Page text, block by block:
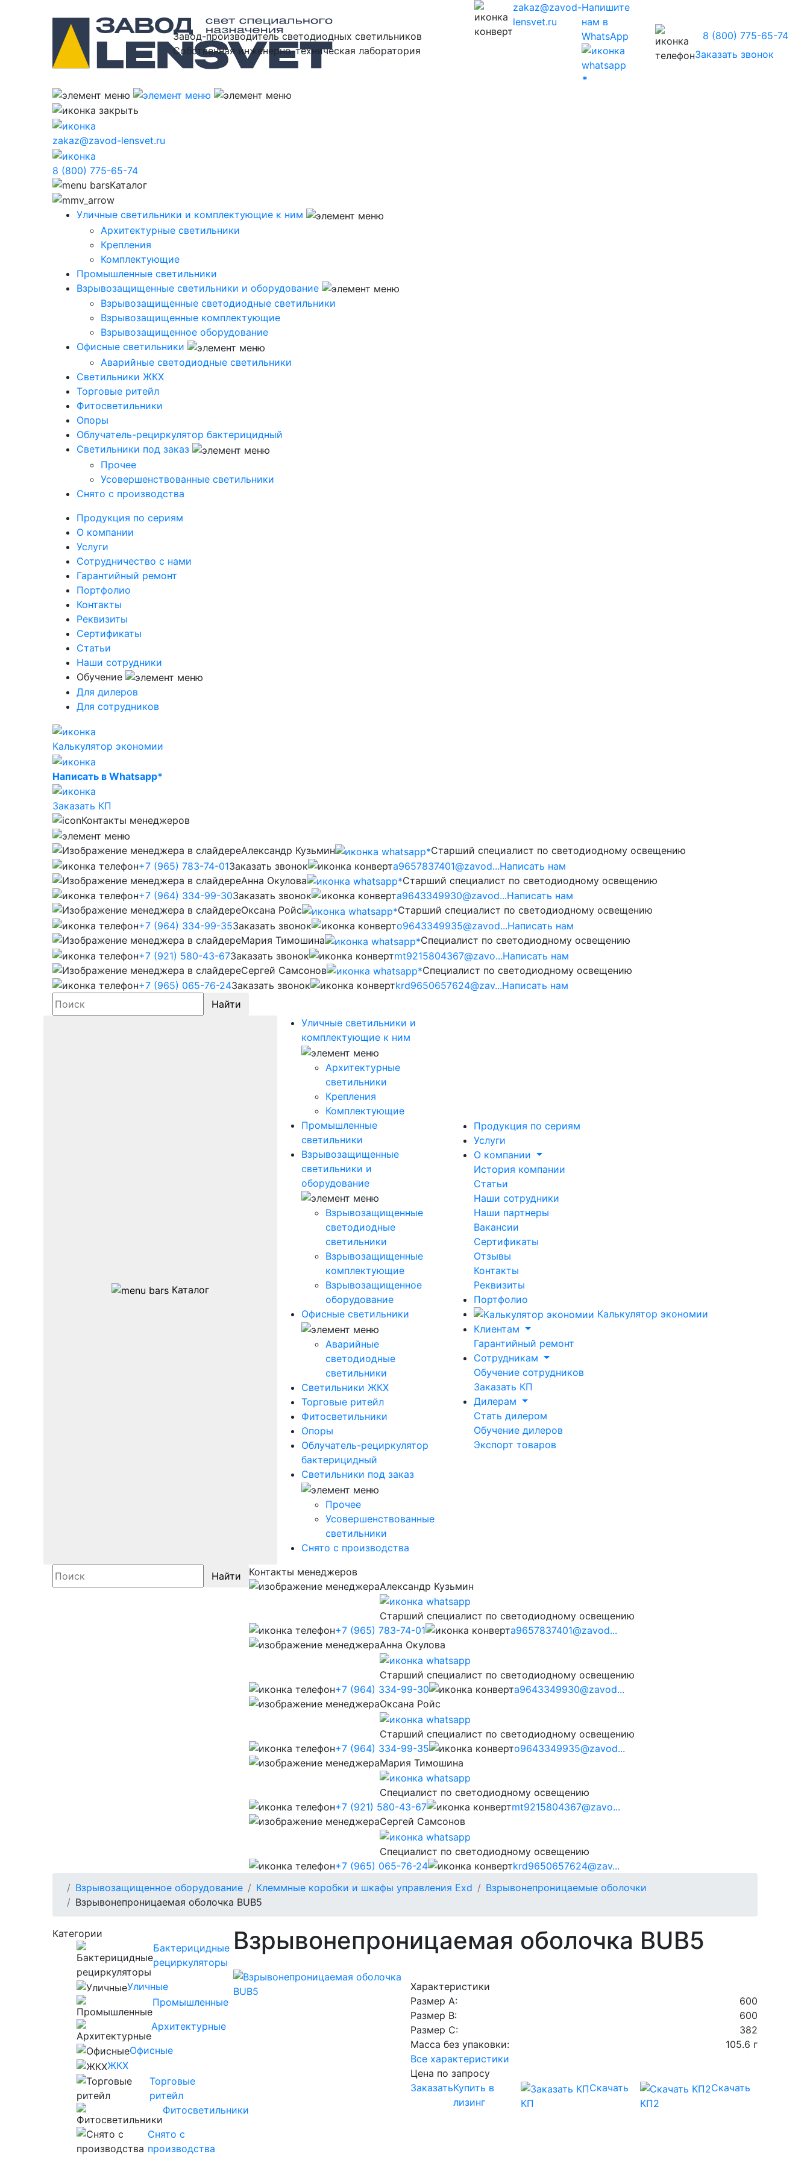
Завод-производитель светодиодных светильников
Собственная инженерно-техническая лаборатория
zakaz@zavod-
lensvet.ru
Напишите
нам в
WhatsApp
8 (800) 775-65-74
Заказать звонок
zakaz@zavod-lensvet.ru
8 (800) 775-65-74
Каталог
Уличные светильники и комплектующие к ним
Архитектурные светильники
Крепления
Комплектующие
Промышленные светильники
Взрывозащищенные светильники и оборудование
Взрывозащищенные светодиодные светильники
Взрывозащищенные комплектующие
Взрывозащищенное оборудование
Офисные светильники
Аварийные светодиодные светильники
Светильники ЖКХ
Торговые ритейл
Фитосветильники
Опоры
Облучатель-рециркулятор бактерицидный
Светильники под заказ
Прочее
Усовершенствованные светильники
Снято с производства
Продукция по сериям
О компании
Услуги
Сотрудничество с нами
Гарантийный ремонт
Портфолио
Контакты
Реквизиты
Сертификаты
Статьи
Наши сотрудники
Обучение
Для дилеров
Для сотрудников
Калькулятор экономии
Написать в Whatsapp*
Заказать КП
Контакты менеджеров
Александр Кузьмин
Старший специалист по светодиодному освещению
+7 (965) 783-74-01Заказать звонок a9657837401@zavod...Написать нам
Анна Окулова
Старший специалист по светодиодному освещению
+7 (964) 334-99-30Заказать звонок a9643349930@zavod...Написать нам
Оксана Ройс
Старший специалист по светодиодному освещению
+7 (964) 334-99-35Заказать звонок o9643349935@zavod...Написать нам
Мария Тимошина
Cпециалист по светодиодному освещению
+7 (921) 580-43-67Заказать звонок mt9215804367@zavo...Написать нам
Сергей Самсонов
Cпециалист по светодиодному освещению
+7 (965) 065-76-24Заказать звонок krd9650657624@zav...Написать нам
Найти
Каталог
Уличные светильники и
комплектующие к ним
Архитектурные
светильники
Крепления
Комплектующие
Промышленные
светильники
Взрывозащищенные
светильники и
оборудование
Взрывозащищенные
светодиодные
светильники
Взрывозащищенные
комплектующие
Взрывозащищенное
оборудование
Офисные светильники
Аварийные
светодиодные
светильники
Светильники ЖКХ
Торговые ритейл
Фитосветильники
Опоры
Облучатель-рециркулятор
бактерицидный
Светильники под заказ
Прочее
Усовершенствованные
светильники
Снято с производства
Продукция по сериям
Услуги
О компании
История компании
Статьи
Наши сотрудники
Наши партнеры
Вакансии
Сертификаты
Отзывы
Контакты
Реквизиты
Портфолио
Калькулятор экономии
Клиентам
Гарантийный ремонт
Сотрудникам
Обучение сотрудников
Заказать КП
Дилерам
Стать дилером
Обучение дилеров
Экспорт товаров
Найти
Контакты менеджеров
Александр Кузьмин
Старший специалист по светодиодному освещению
+7 (965) 783-74-01
a9657837401@zavod...
Анна Окулова
Старший специалист по светодиодному освещению
+7 (964) 334-99-30
a9643349930@zavod...
Оксана Ройс
Старший специалист по светодиодному освещению
+7 (964) 334-99-35
o9643349935@zavod...
Мария Тимошина
Cпециалист по светодиодному освещению
+7 (921) 580-43-67
mt9215804367@zavo...
Сергей Самсонов
Cпециалист по светодиодному освещению
+7 (965) 065-76-24
krd9650657624@zav...
Взрывозащищенное оборудование
Клеммные коробки и шкафы управления Exd
Взрывонепроницаемые оболочки
Взрывонепроницаемая оболочка BUВ5
Категории
Бактерицидные
рециркуляторы
Уличные
Промышленные
Архитектурные
Офисные
ЖКХ
Торговые
ритейл
Фитосветильники
Снято с
производства
Взрывонепроницаемая оболочка BUВ5
Характеристики
Размер A:
600
Размер В:
600
Размер С:
382
Масса без упаковки:
105.6 г
Все характеристики
Цена по запросу
ЗаказатьКупить в
лизинг
Скачать
КП
Скачать
КП2